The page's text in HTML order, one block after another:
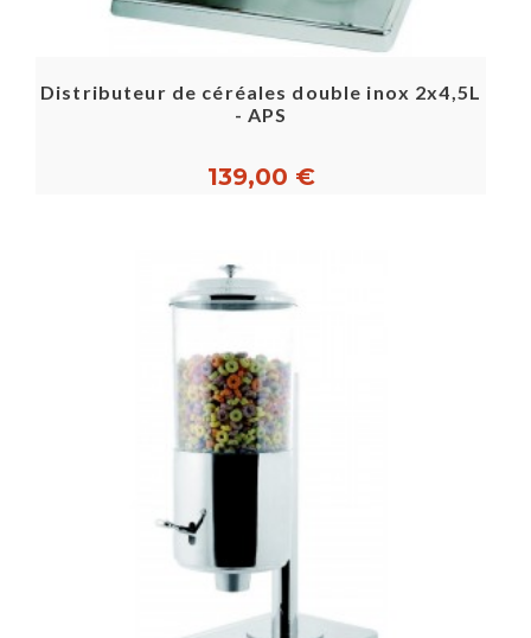
Distributeur de céréales double inox 2x4,5L
- APS
139,00 €